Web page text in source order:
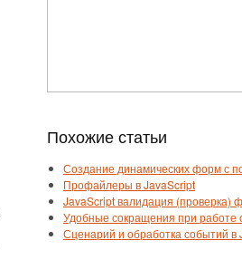
Похожие статьи
Создание динамических форм с
Профайлеры в JavaScript
JavaScript валидация (проверка)
Удобные сокращения при работе
Сценарий и обработка событий в